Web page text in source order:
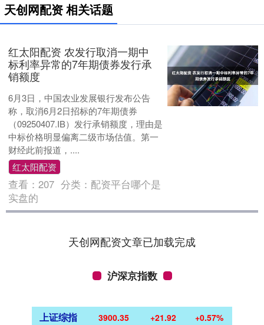
天创网配资 相关话题
红太阳配资 农发行取消一期中
标利率异常的7年期债券发行承
销额度
6月3日，中国农业发展银行发布公告
称，取消6月2日招标的7年期债券
（09250407.IB）发行承销额度，理由是
中标价格明显偏离二级市场估值。第一
财经此前报道，....
红太阳配资
查看：207 分类： 配资平台哪个是
实盘的
天创网配资文章已加载完成
沪深京指数
上证综指 3900.35 +21.92 +0.57%